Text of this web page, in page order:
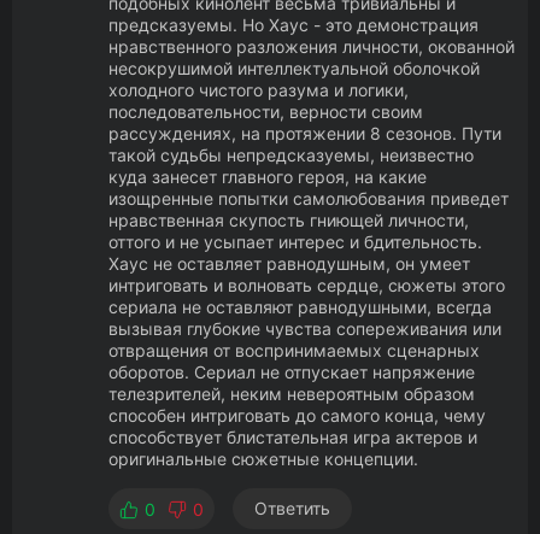
предсказуемы. Но Хаус - это демонстрация
нравственного разложения личности, окованной
несокрушимой интеллектуальной оболочкой
холодного чистого разума и логики,
последовательности, верности своим
рассуждениях, на протяжении 8 сезонов. Пути
такой судьбы непредсказуемы, неизвестно
куда занесет главного героя, на какие
изощренные попытки самолюбования приведет
нравственная скупость гниющей личности,
оттого и не усыпает интерес и бдительность.
Хаус не оставляет равнодушным, он умеет
интриговать и волновать сердце, сюжеты этого
сериала не оставляют равнодушными, всегда
вызывая глубокие чувства сопереживания или
отвращения от воспринимаемых сценарных
оборотов. Сериал не отпускает напряжение
телезрителей, неким невероятным образом
способен интриговать до самого конца, чему
способствует блистательная игра актеров и
оригинальные сюжетные концепции.
0 0 Ответить